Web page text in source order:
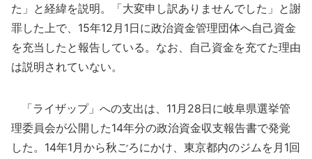
た」と経緯を説明。「大変申し訳ありませんでした」と謝
罪した上で、15年12月1日に政治資金管理団体へ自己資金
を充当したと報告している。なお、自己資金を充てた理由
は説明されていない。
「ライザップ」への支出は、11月28日に岐阜県選挙管
理委員会が公開した14年分の政治資金収支報告書で発覚
した。14年1月から秋ごろにかけ、東京都内のジムを月1回